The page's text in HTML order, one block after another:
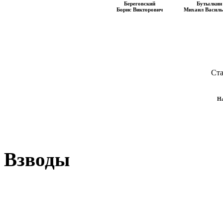
Береговский
Борис Викторович
Бутылкин
Михаил
Взводы